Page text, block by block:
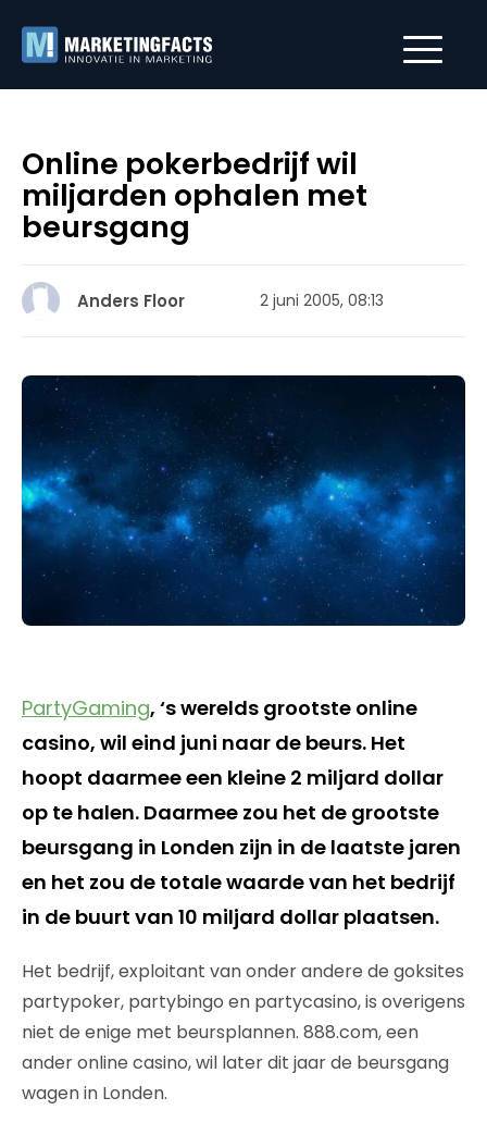
Online pokerbedrijf wil
miljarden ophalen met
beursgang
Anders Floor 2 juni 2005, 08:13
PartyGaming, ‘s werelds grootste online
casino, wil eind juni naar de beurs. Het
hoopt daarmee een kleine 2 miljard dollar
op te halen. Daarmee zou het de grootste
beursgang in Londen zijn in de laatste jaren
en het zou de totale waarde van het bedrijf
in de buurt van 10 miljard dollar plaatsen.
Het bedrijf, exploitant van onder andere de goksites
partypoker, partybingo en partycasino, is overigens
niet de enige met beursplannen. 888.com, een
ander online casino, wil later dit jaar de beursgang
wagen in Londen.